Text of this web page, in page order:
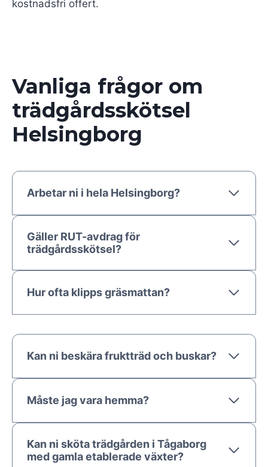
kostnadsfri offert.
Vanliga frågor om
trädgårdsskötsel
Helsingborg
Arbetar ni i hela Helsingborg?
Gäller RUT-avdrag för
trädgårdsskötsel?
Hur ofta klipps gräsmattan?
Kan ni beskära fruktträd och buskar?
Måste jag vara hemma?
Kan ni sköta trädgården i Tågaborg
med gamla etablerade växter?